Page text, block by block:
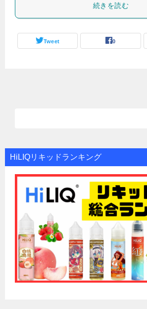
続きを読む
Tweet 0
HiLIQリキッドランキング